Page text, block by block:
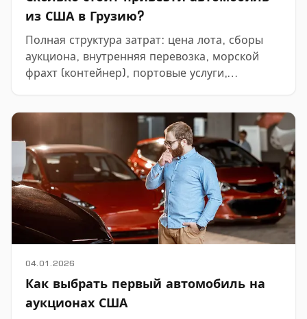
из США в Грузию?
Полная структура затрат: цена лота, сборы
аукциона, внутренняя перевозка, морской
фрахт (контейнер), портовые услуги,
04.01.2026
Как выбрать первый автомобиль на
аукционах США